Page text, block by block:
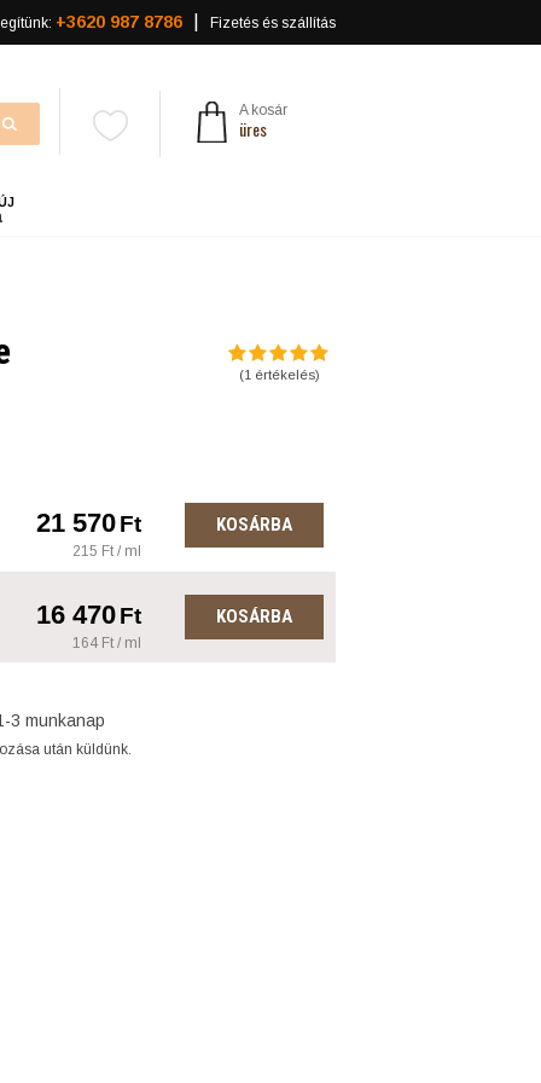
+3620 987 8786 Fizetés és szállítás
A kosár
üres
(1 értékelés)
21 570Ft
215 Ft / ml
KOSÁRBA
16 470Ft
164 Ft / ml
KOSÁRBA
3 munkanap
után küldünk.